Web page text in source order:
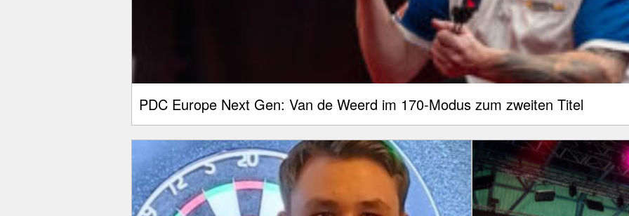
PDC Europe Next Gen: Van de Weerd im 170-Modus zum zweiten Titel